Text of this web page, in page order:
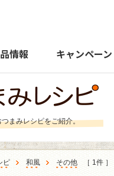
情報 キャンペーン
まみレシピをご紹介。
ピ 和風 その他 ［ 1件 ］